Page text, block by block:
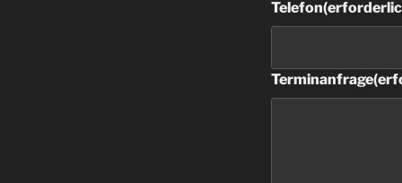
Telefon
Terminanfrage